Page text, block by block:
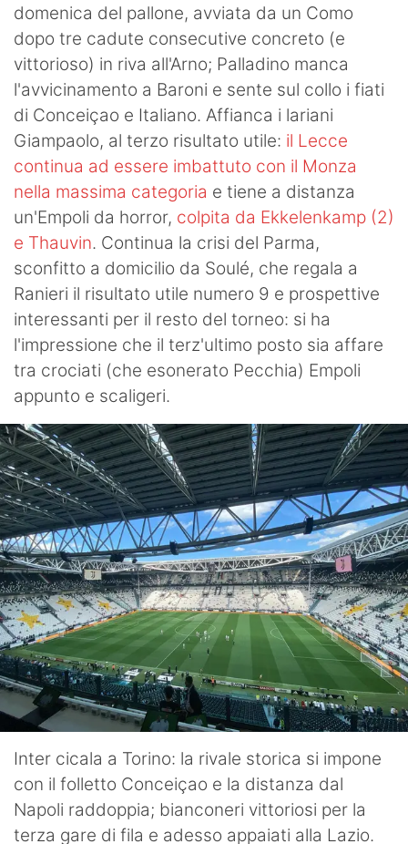
domenica del pallone, avviata da un Como
dopo tre cadute consecutive concreto (e
vittorioso) in riva all'Arno; Palladino manca
l'avvicinamento a Baroni e sente sul collo i fiati
di Conceiçao e Italiano. Affianca i lariani
Giampaolo, al terzo risultato utile: il Lecce
continua ad essere imbattuto con il Monza
nella massima categoria e tiene a distanza
un'Empoli da horror, colpita da Ekkelenkamp (2)
e Thauvin. Continua la crisi del Parma,
sconfitto a domicilio da Soulé, che regala a
Ranieri il risultato utile numero 9 e prospettive
interessanti per il resto del torneo: si ha
l'impressione che il terz'ultimo posto sia affare
tra crociati (che esonerato Pecchia) Empoli
appunto e scaligeri.
Inter cicala a Torino: la rivale storica si impone
con il folletto Conceiçao e la distanza dal
Napoli raddoppia; bianconeri vittoriosi per la
terza gare di fila e adesso appaiati alla Lazio.